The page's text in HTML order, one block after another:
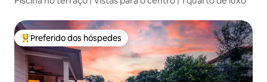
Entre os melhores preferidos dos hóspedes
Preferido dos hóspedes